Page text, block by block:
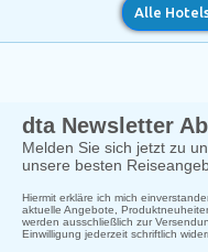
Alle
dta Newsletter
Melden Sie sich jetzt zu
unsere besten
Hiermit erkläre ich mich
aktuelle Angebote,
werden ausschließlich zur
Einwilligung jederzeit schriftlich